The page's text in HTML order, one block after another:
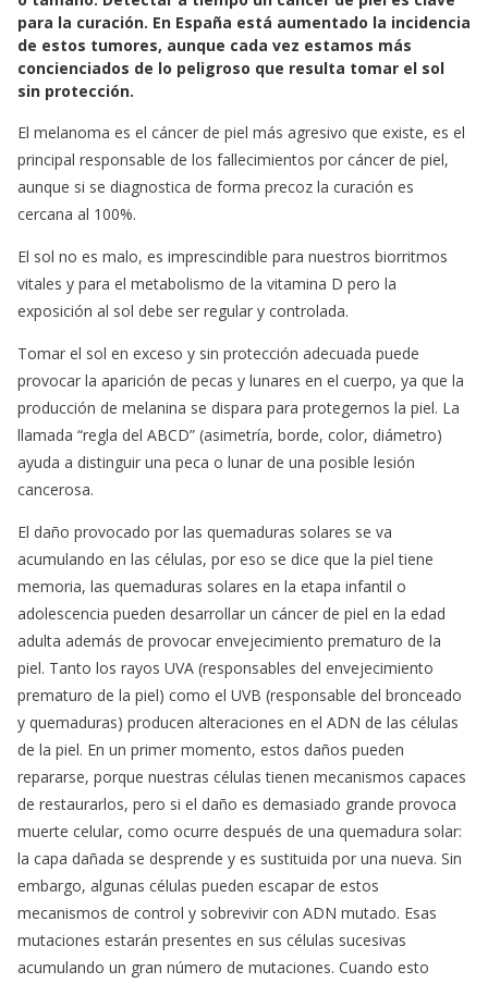
o
k
p
p
para la curación. En España está aumentado la incidencia
de estos tumores, aunque cada vez estamos más
concienciados de lo peligroso que resulta tomar el sol
sin protección.
El melanoma es el cáncer de piel más agresivo que existe, es el
principal responsable de los fallecimientos por cáncer de piel,
aunque si se diagnostica de forma precoz la curación es
cercana al 100%.
El sol no es malo, es imprescindible para nuestros biorritmos
vitales y para el metabolismo de la vitamina D pero la
exposición al sol debe ser regular y controlada.
Tomar el sol en exceso y sin protección adecuada puede
provocar la aparición de pecas y lunares en el cuerpo, ya que la
producción de melanina se dispara para protegernos la piel. La
llamada “regla del ABCD” (asimetría, borde, color, diámetro)
ayuda a distinguir una peca o lunar de una posible lesión
cancerosa.
El daño provocado por las quemaduras solares se va
acumulando en las células, por eso se dice que la piel tiene
memoria, las quemaduras solares en la etapa infantil o
adolescencia pueden desarrollar un cáncer de piel en la edad
adulta además de provocar envejecimiento prematuro de la
piel. Tanto los rayos UVA (responsables del envejecimiento
prematuro de la piel) como el UVB (responsable del bronceado
y quemaduras) producen alteraciones en el ADN de las células
de la piel. En un primer momento, estos daños pueden
repararse, porque nuestras células tienen mecanismos capaces
de restaurarlos, pero si el daño es demasiado grande provoca
muerte celular, como ocurre después de una quemadura solar:
la capa dañada se desprende y es sustituida por una nueva. Sin
embargo, algunas células pueden escapar de estos
mecanismos de control y sobrevivir con ADN mutado. Esas
mutaciones estarán presentes en sus células sucesivas
acumulando un gran número de mutaciones. Cuando esto